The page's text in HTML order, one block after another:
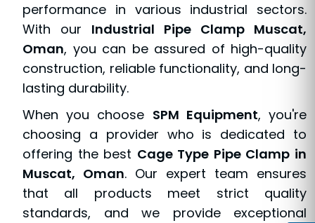
performance in various industrial sectors.
With our Industrial Pipe Clamp Muscat,
Oman, you can be assured of high-quality
construction, reliable functionality, and long-
lasting durability.
When you choose SPM Equipment, you're
choosing a provider who is dedicated to
offering the best Cage Type Pipe Clamp in
Muscat, Oman. Our expert team ensures
that all products meet strict quality
standards, and we provide exceptional